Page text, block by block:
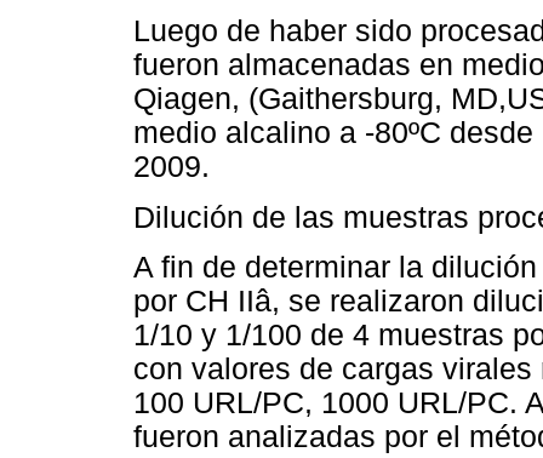
Luego de haber sido
fueron almacenadas en
Qiagen, (Gaithersburg,
medio alcalino a -80ºC
2009.
Dilución de las muestras
A fin de determinar la
por CH IIâ, se realizaron
1/10 y 1/100 de 4 muestras
con valores de cargas
100 URL/PC, 1000 URL/PC.
fueron analizadas por el